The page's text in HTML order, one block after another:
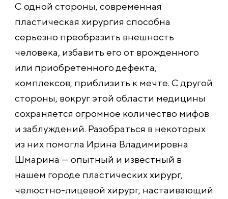
С одной стороны, современная
пластическая хирургия способна
серьезно преобразить внешность
человека, избавить его от врожденного
или приобретенного дефекта,
комплексов, приблизить к мечте. С другой
стороны, вокруг этой области медицины
сохраняется огромное количество мифов
и заблуждений. Разобраться в некоторых
из них помогла Ирина Владимировна
Шмарина — опытный и известный в
нашем городе пластических хирург,
челюстно-лицевой хирург, настаивающий